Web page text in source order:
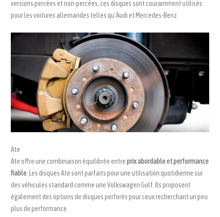
versions percées et non-percées, ces disques sont couramment utilisés
pour les voitures allemandes telles qu’Audi et Mercedes-Benz.
Ate
Ate offre une combinaison équilibrée entreprix abordable et performance
fiable . Les disques Ate sont parfaits pour une utilisation quotidienne sur
des véhicules standard comme une Volkswagen Golf. Ils proposent
également des options de disques perforés pour ceux recherchant un peu
plus de performance.